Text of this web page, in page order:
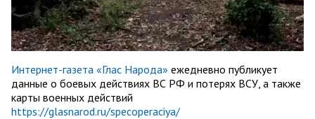
Интернет-газета «Глас Народа» ежедневно публикует
данные о боевых действиях ВС РФ и потерях ВСУ, а также
карты военных действий
https://glasnarod.ru/specoperaciya/